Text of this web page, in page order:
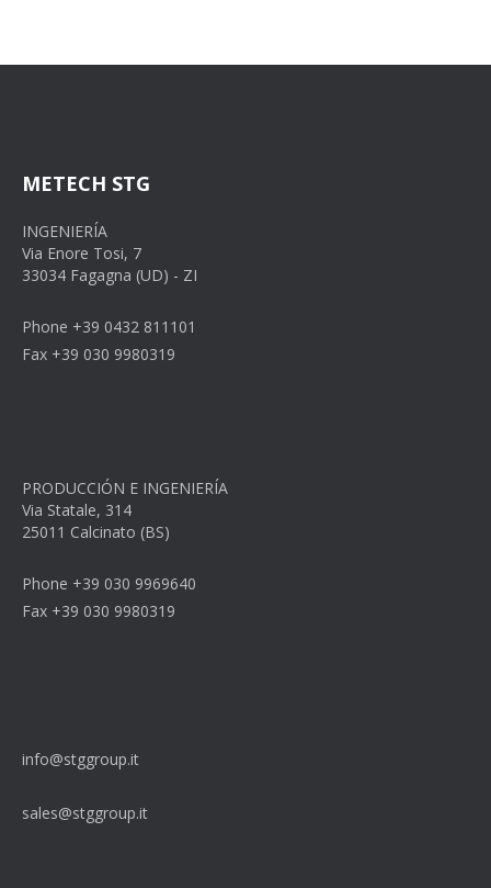
METECH STG
INGENIERÍA
Via Enore Tosi, 7
33034 Fagagna (UD) - ZI
Phone +39 0432 811101
Fax +39 030 9980319
PRODUCCIÓN E INGENIERÍA
Via Statale, 314
25011 Calcinato (BS)
Phone +39 030 9969640
Fax +39 030 9980319
info@stggroup.it
sales@stggroup.it